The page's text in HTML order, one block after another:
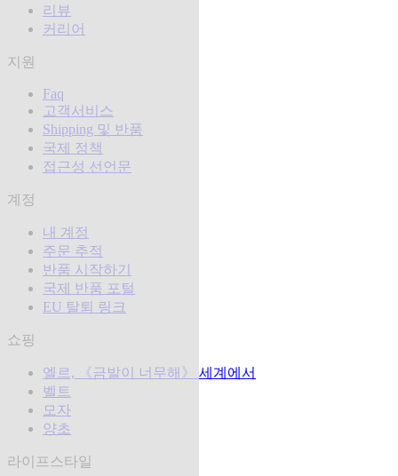
리뷰
커리어
지원
Faq
고객서비스
Shipping 및 반품
국제 정책
접근성 선언문
계정
내 계정
주문 추적
반품 시작하기
국제 반품 포털
EU 탈퇴 링크
쇼핑
엘르, 《금발이 너무해》 세계에서
벨트
모자
양초
라이프스타일